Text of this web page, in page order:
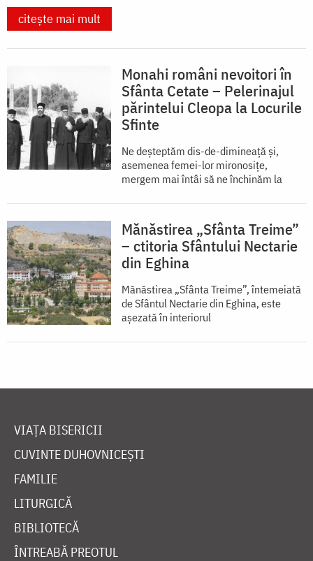
citește mai mult
Monahi români nevoitori în
Sfânta Cetate – Pelerinajul
părintelui Cleopa la Locurile
Sfinte
Ne deșteptăm dis-de-dimineață și,
asemenea femei-lor mironosițe,
mergem mai întâi să ne închinăm la
Mănăstirea „Sfânta Treime”
– ctitoria Sfântului Nectarie
din Eghina
Mănăstirea „Sfânta Treime”, întemeiată
de Sfântul Nectarie din Eghina, este
aşezată în interiorul
VIAȚA BISERICII
CUVINTE DUHOVNICEȘTI
FAMILIE
LITURGICĂ
BIBLIOTECĂ
ÎNTREABĂ PREOTUL